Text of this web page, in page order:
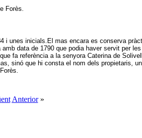
Forès.
i unes inicials. El mas encara es conserva
data de 1790 que podia haver servit per
fa referència a la senyora Caterina de
sinó que hi consta el nom dels propietaris,
Anterior»